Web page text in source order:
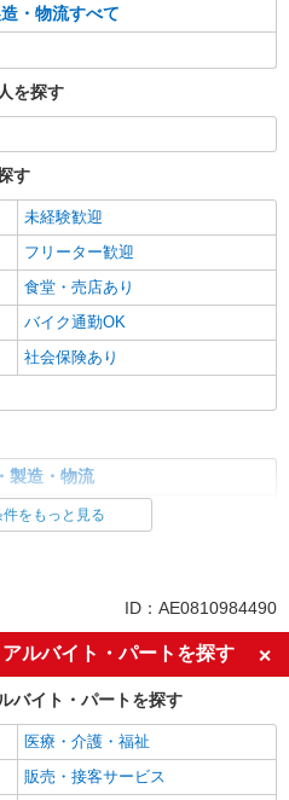
・物流すべて
を探す
す
未経験歓迎
フリーター歓迎
食堂・売店あり
バイク通勤OK
社会保険あり
製造・物流
社会保険あり
をもっと見る
ID：AE0810984490
ルバイト・パートを探す
バイト・パートを探す
医療・介護・福祉
販売・接客サービス